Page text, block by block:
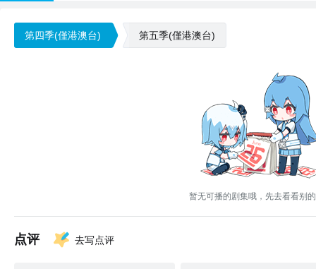
第四季(僅港澳台) 第五季(僅港澳台)
暂无可播的剧集哦，先去看看别
点评 去写点评